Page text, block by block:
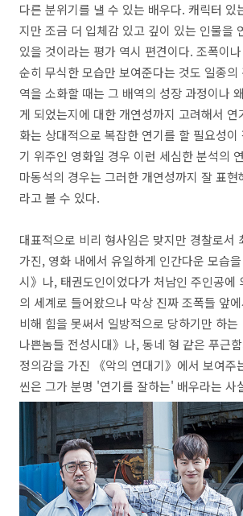
다른 분위기를 낼 수 있는 배우다. 캐릭터 있
지만 조금 더 입체감 있고 깊이 있는 인물을
있을 것이라는 평가 역시 편견이다. 조폭이
순히 무식한 모습만 보여준다는 것도 일종의
역을 소화할 때는 그 배역의 성장 과정이나
게 되었는지에 대한 개연성까지 고려해서 연
화는 상대적으로 복잡한 연기를 할 필요성이
기 위주인 영화일 경우 이런 세심한 분석의
마동석의 경우는 그러한 개연성까지 잘 표현
라고 볼 수 있다.
대표적으로 비리 형사임은 맞지만 경찰로서
가진, 영화 내에서 유일하게 인간다운 모습
시》나, 태권도인이었다가 처남인 주인공에
의 세계로 들어왔으나 막상 진짜 조폭들 앞
비해 힘을 못써서 일방적으로 당하기만 하
나쁜놈들 전성시대》나, 동네 형 같은 푸근
정의감을 가진 《악의 연대기》에서 보여주
씬은 그가 분명 '연기를 잘하는' 배우라는 사